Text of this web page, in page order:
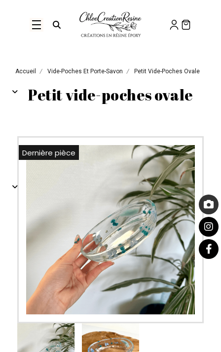
Ouvrir la recherche
Accueil Vide-Poches Et Porte-Savon Petit Vide-Poches Ovale
Petit vide-poches ovale
Dernière pièce